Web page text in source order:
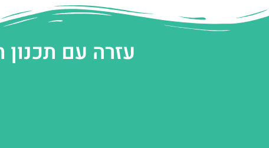
עזרה עם